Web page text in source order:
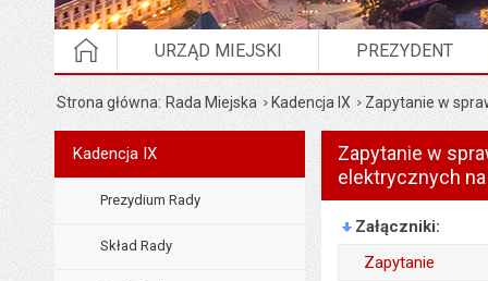
STRONA GŁÓWNA
URZĄD MIEJSKI PREZYDENT
Strona główna Rada Miejska Kadencja IX Zapytanie w
MenuRada Miejska
Kadencja IX
Prezydium Rady
Skład Rady
Zapytanie w
elektrycznych
Załączniki
Zapytanie